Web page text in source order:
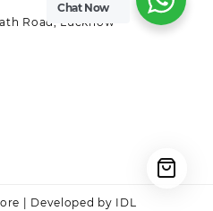
Road, Lucknow
| Developed by IDL
Chat Now